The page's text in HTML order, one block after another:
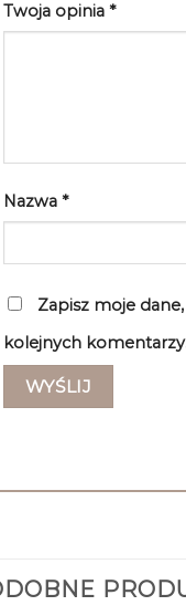
Twoja opinia *
Nazwa *
Zapisz moje
kolejnych